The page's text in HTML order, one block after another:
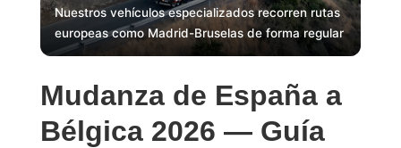
Nuestros vehículos especializados recorren rutas
europeas como Madrid-Bruselas de forma regular
Mudanza de España a
Bélgica 2026 — Guía